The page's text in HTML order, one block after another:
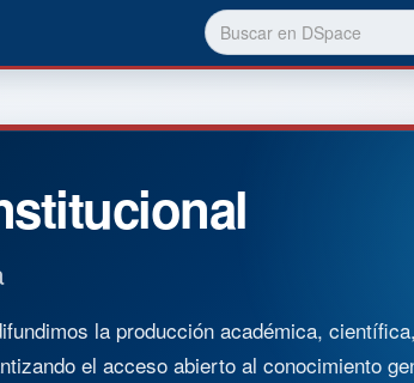
la producción académica,
el acceso abierto al conocimiento